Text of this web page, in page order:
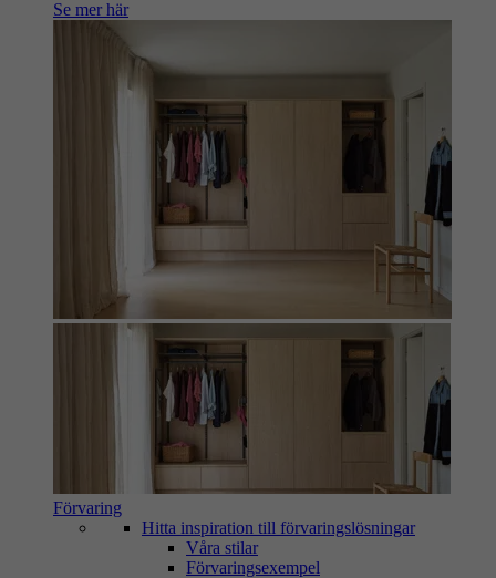
Se mer här
Förvaring
Hitta inspiration till förvaringslösningar
Våra stilar
Förvaringsexempel